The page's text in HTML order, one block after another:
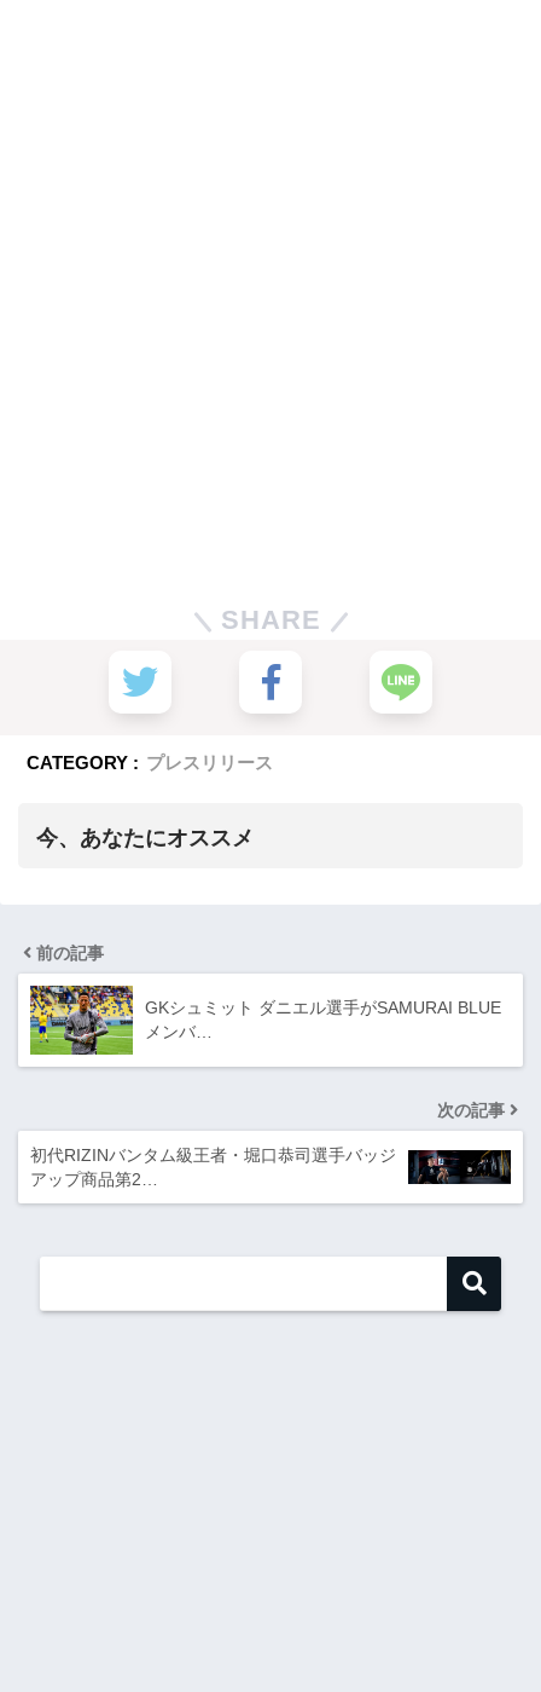
SHARE
CATEGORY : プレスリリース
今、あなたにオススメ
前の記事
GKシュミット ダニエル選手がSAMURAI BLUE
メンバ…
次の記事
初代RIZINバンタム級王者・堀口恭司選手バッジ
アップ商品第2…